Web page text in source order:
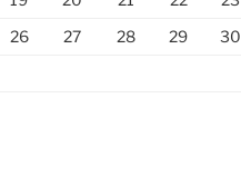
26 27 28 29
30